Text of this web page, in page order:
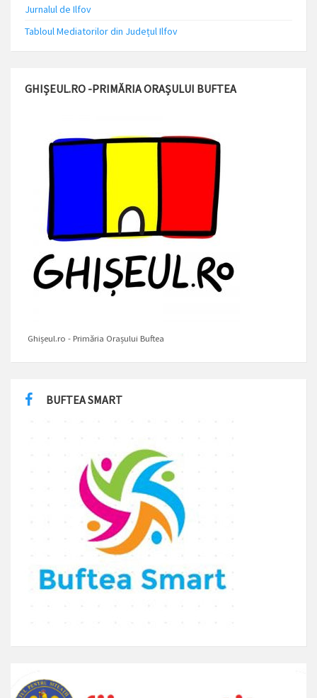
Jurnalul de Ilfov
Tabloul Mediatorilor din Județul Ilfov
GHIȘEUL.RO -PRIMĂRIA ORAȘULUI BUFTEA
Ghișeul.ro - Primăria Orașului Buftea
BUFTEA SMART